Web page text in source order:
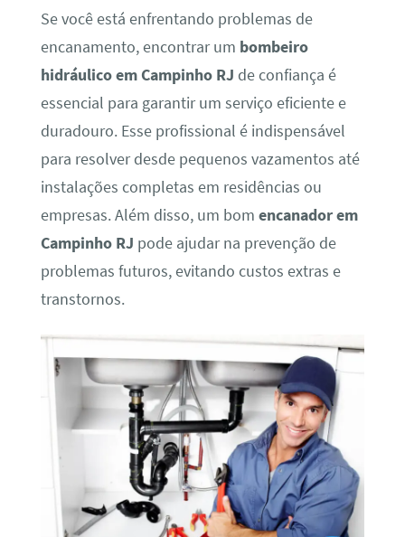
Se você está enfrentando problemas de
encanamento, encontrar um bombeiro
hidráulico em Campinho RJ de confiança é
essencial para garantir um serviço eficiente e
duradouro. Esse profissional é indispensável
para resolver desde pequenos vazamentos até
instalações completas em residências ou
empresas. Além disso, um bom encanador em
Campinho RJ pode ajudar na prevenção de
problemas futuros, evitando custos extras e
transtornos.